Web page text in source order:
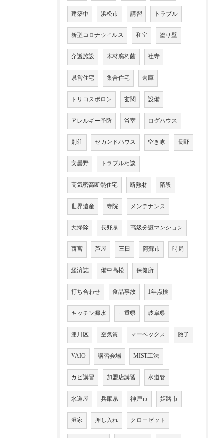
建築中 浜松市 講習 トラブル
新型コロナウイルス 和室 塗り壁
介護施設 木材腐朽菌 社寺
県営住宅 集合住宅 倉庫
トリコスポロン 玄関 設備
アレルギー予防 浴室 ログハウス
別荘 セカンドハウス 空き家 長野
安曇野 トラブル相談
高気密高断熱住宅 断熱材 階段
世界遺産 寺院 メンテナンス
大掃除 長野県 高級分譲マンション
西宮 芦屋 三田 阿蘇市 時局
経済誌 備中高松 保健所
打ち合わせ 食品事故 1年点検
キッチン漏水 三重県 岐阜県
淀川区 空気質 マーベックス 胞子
VAIO 講習会場 MIST工法
カビ講習 加盟店講習 水道管
水道屋 兵庫県 神戸市 姫路市
澄家 押し入れ クローゼット